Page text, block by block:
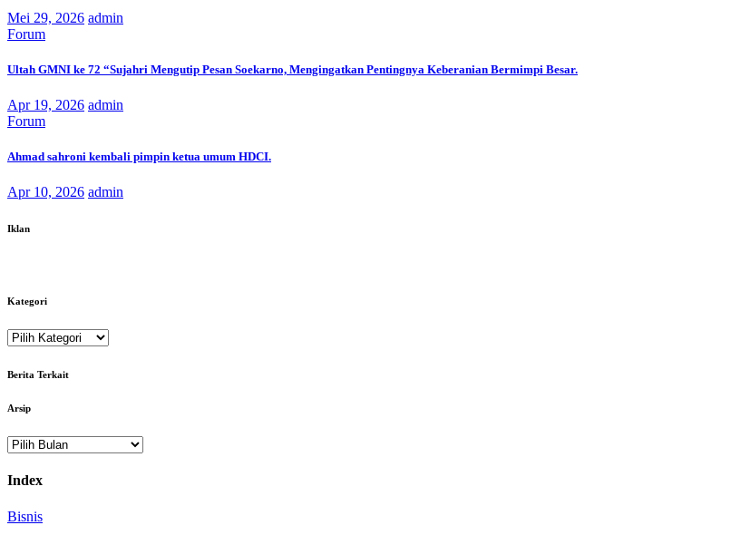
Mei 29, 2026 admin
Forum
Ultah GMNI ke 72 “Sujahri Mengutip Pesan Soekarno, Mengingatkan Pentingnya Keberanian Bermimpi Besar.
Apr 19, 2026 admin
Forum
Ahmad sahroni kembali pimpin ketua umum HDCI.
Apr 10, 2026 admin
Iklan
Kategori
Kategori
Berita Terkait
Arsip
Arsip
Index
Bisnis